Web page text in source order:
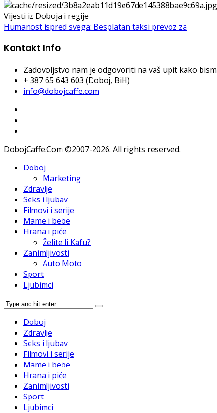
Vijesti iz Doboja i regije
Humanost ispred svega: Besplatan taksi prevoz za
Kontakt Info
Zadovoljstvo nam je odgovoriti na vaš upit kako
+ 387 65 643 603 (Doboj, BiH)
info@dobojcaffe.com
DobojCaffe.Com ©2007-2026. All rights reserved.
Doboj
Marketing
Zdravlje
Seks i ljubav
Filmovi i serije
Mame i bebe
Hrana i piće
Želite li Kafu?
Zanimljivosti
Auto Moto
Sport
Ljubimci
Doboj
Zdravlje
Seks i ljubav
Filmovi i serije
Mame i bebe
Hrana i piće
Zanimljivosti
Sport
Ljubimci